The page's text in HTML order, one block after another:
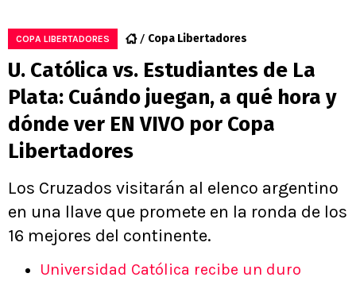
COPA LIBERTADORES Copa Libertadores
U. Católica vs. Estudiantes de La
Plata: Cuándo juegan, a qué hora y
dónde ver EN VIVO por Copa
Libertadores
Los Cruzados visitarán al elenco argentino
en una llave que promete en la ronda de los
16 mejores del continente.
Universidad Católica recibe un duro